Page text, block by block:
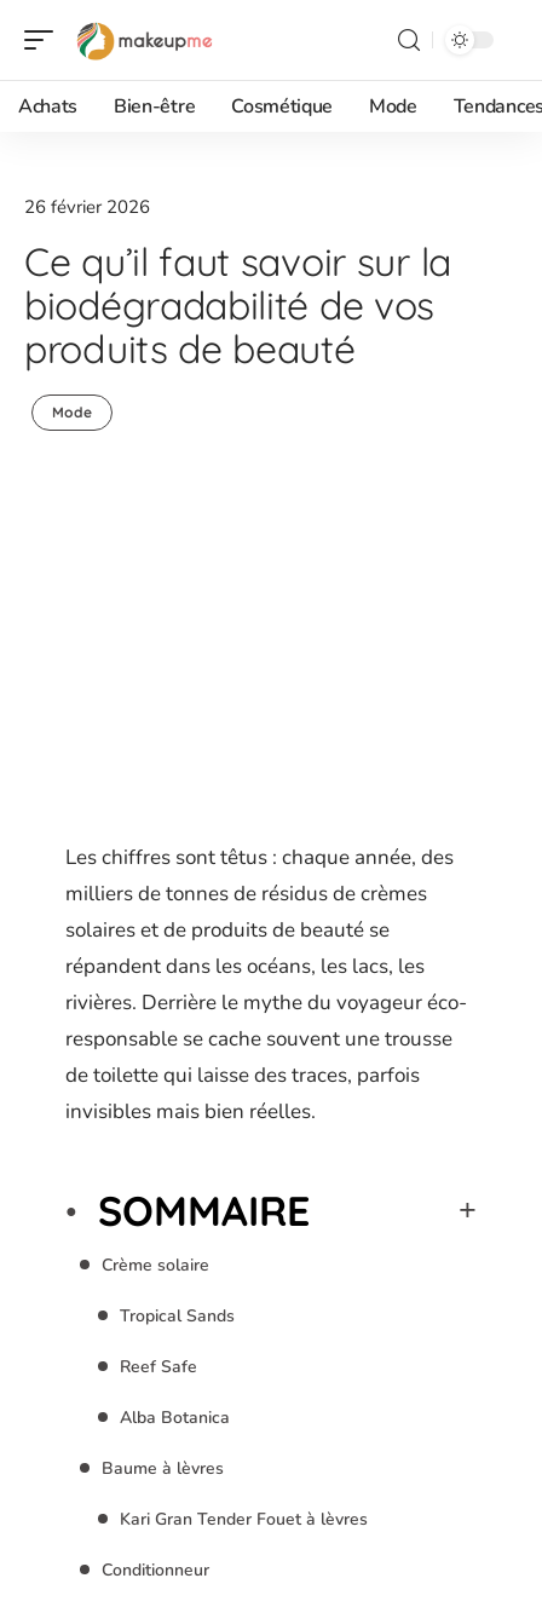
Achats Bien-être Cosmétique Mode
26 février 2026
Ce qu’il faut savoir sur la
biodégradabilité de vos
produits de beauté
Mode
Les chiffres sont têtus : chaque année, des
milliers de tonnes de résidus de crèmes
solaires et de produits de beauté se
répandent dans les océans, les lacs, les
rivières. Derrière le mythe du voyageur éco-
responsable se cache souvent une trousse
de toilette qui laisse des traces, parfois
invisibles mais bien réelles.
SOMMAIRE
Crème solaire
Tropical Sands
Reef Safe
Alba Botanica
Baume à lèvres
Kari Gran Tender Fouet à lèvres
Conditionneur